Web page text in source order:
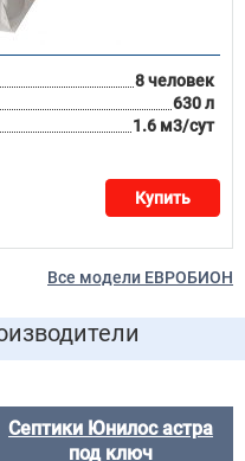
8 человек
630 л
1.6 м3/сут
Купить
Все модели ЕВРОБИОН
Септики Юнилос астра
под ключ